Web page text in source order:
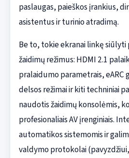
paslaugas, paieškos įrankius,
asistentus ir turinio atradimą.
Be to, tokie ekranai linkę siūlyti
žaidimų režimus: HDMI 2.1
pralaidumo parametrais, eARC
delsos režimai ir kiti techniniai
naudotis žaidimų konsolėmis,
profesionaliais AV įrenginiais.
automatikos sistemomis ir
valdymo protokolai